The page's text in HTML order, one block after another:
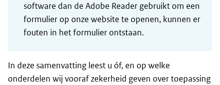
software dan de Adobe Reader gebruikt om een
formulier op onze website te openen, kunnen er
fouten in het formulier ontstaan.
In deze samenvatting leest u óf, en op welke
onderdelen wij vooraf zekerheid geven over toepassing